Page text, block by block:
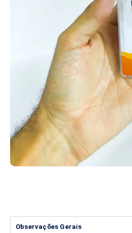
Observações Gerais